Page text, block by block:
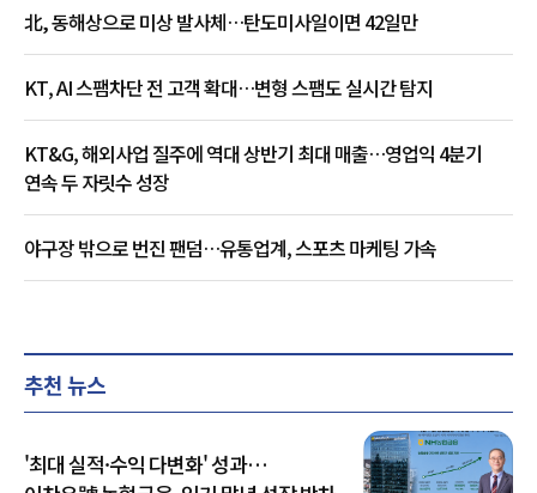
北, 동해상으로 미상 발사체…탄도미사일이면 42일만
KT, AI 스팸차단 전 고객 확대…변형 스팸도 실시간 탐지
KT&G, 해외사업 질주에 역대 상반기 최대 매출…영업익 4분기
연속 두 자릿수 성장
야구장 밖으로 번진 팬덤…유통업계, 스포츠 마케팅 가속
추천 뉴스
'최대 실적·수익 다변화' 성과…